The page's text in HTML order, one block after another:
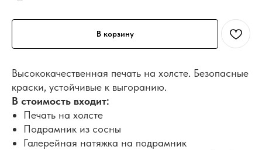
В корзину
Высококачественная печать на холсте. Безопасные
краски, устойчивые к выгоранию.
В стоимость входит:
Печать на холсте
Подрамник из сосны
Галерейная натяжка на подрамник